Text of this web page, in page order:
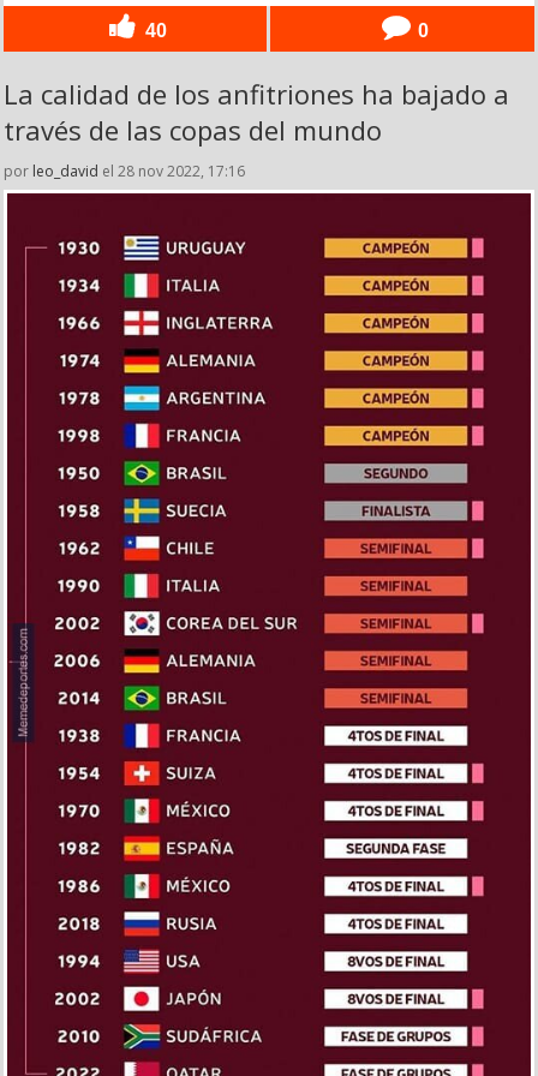
40 0
La calidad de los anfitriones ha bajado a
través de las copas del mundo
por leo_david el 28 nov 2022, 17:16